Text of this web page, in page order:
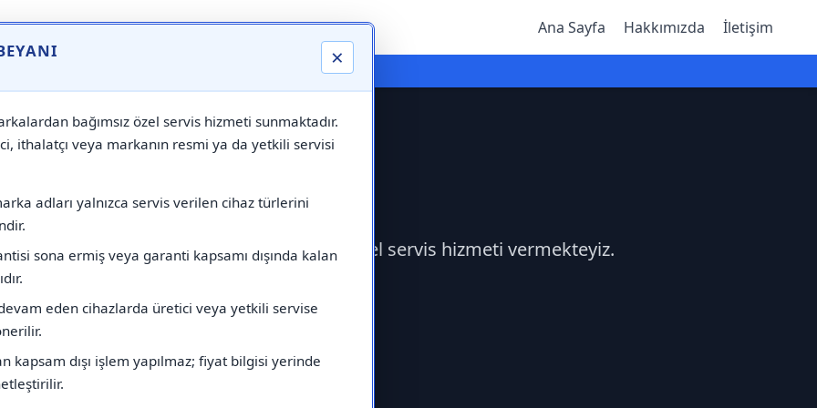
×
bağımsız özel servis hizmeti sunmaktadır.
ithalatçı veya markanın resmi ya da yetkili servisi
adları yalnızca servis verilen cihaz türlerini
sona ermiş veya garanti kapsamı dışında kalan
eden cihazlarda üretici veya yetkili servise
kapsam dışı işlem yapılmaz; fiyat bilgisi yerinde
Ana Sayfa Hakkımızda İletişim
⚠️ Markadan Bağımsız "Özel Servis" Hizmeti
çağırabilirsiniz.Markadan bağımsız özel servis hizmeti vermekteyiz.